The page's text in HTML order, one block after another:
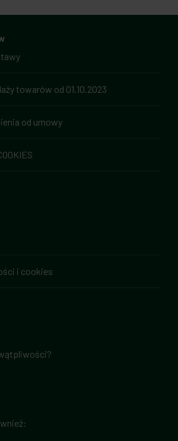
towarów od 01.10.2023
od umowy
i cookies